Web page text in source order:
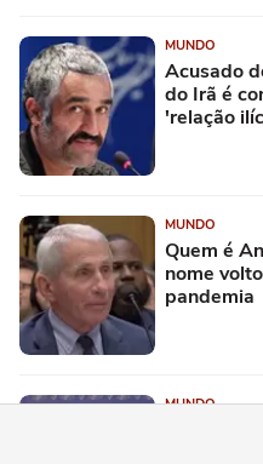
MUNDO
Acusado
do Irã é
'relação
MUNDO
Quem é
nome
pandemia
MUNDO
De 'Viva